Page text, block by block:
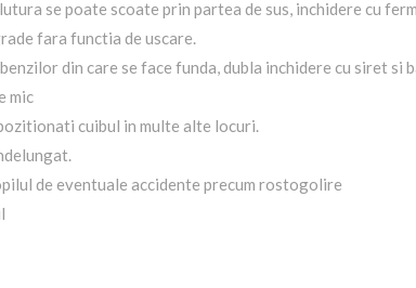
se poate scoate prin partea de sus, inchidere cu
fara functia de uscare.
din care se face funda, dubla inchidere cu siret si
mic
cuibul in multe alte locuri.
de eventuale accidente precum rostogolire